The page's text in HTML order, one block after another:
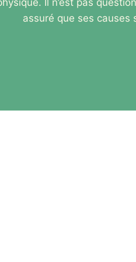
Il n’est pas
assuré que ses causes